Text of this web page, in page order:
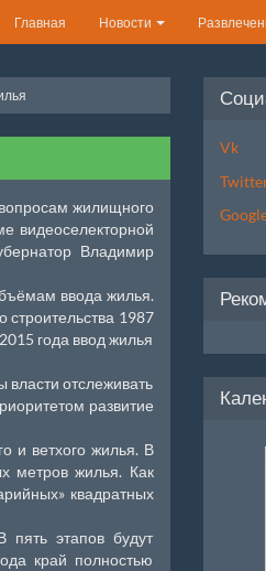
Главная Новости
жилищного
видеоселекторной
Владимир
ввода жилья.
1987
года ввод жилья
отслеживать
развитие
и ветхого жилья. В
метров жилья. Как
квадратных
пять этапов будут
край полностью
Vk